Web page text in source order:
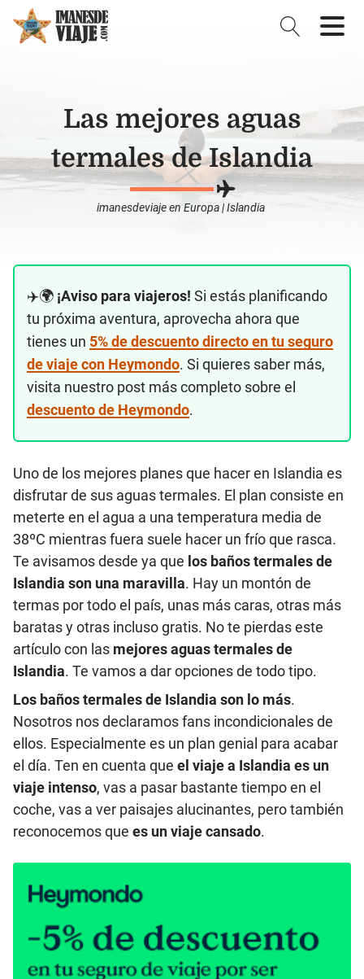
Las mejores aguas
termales de Islandia
imanesdeviajeen Europa|Islandia
✈️🌍 ¡Aviso para viajeros! Si estás planificando
tu próxima aventura, aprovecha ahora que
tienes un 5% de descuento directo en tu seguro
de viaje con Heymondo. Si quieres saber más,
visita nuestro post más completo sobre el
descuento de Heymondo.
Uno de los mejores planes que hacer en Islandia es
disfrutar de sus aguas termales. El plan consiste en
meterte en el agua a una temperatura media de
38ºC mientras fuera suele hacer un frío que rasca.
Te avisamos desde ya que los baños termales de
Islandia son una maravilla. Hay un montón de
termas por todo el país, unas más caras, otras más
baratas y otras incluso gratis. No te pierdas este
artículo con las mejores aguas termales de
Islandia. Te vamos a dar opciones de todo tipo.
Los baños termales de Islandia son lo más.
Nosotros nos declaramos fans incondicionales de
ellos. Especialmente es un plan genial para acabar
el día. Ten en cuenta que el viaje a Islandia es un
viaje intenso, vas a pasar bastante tiempo en el
coche, vas a ver paisajes alucinantes, pero también
reconocemos que es un viaje cansado.